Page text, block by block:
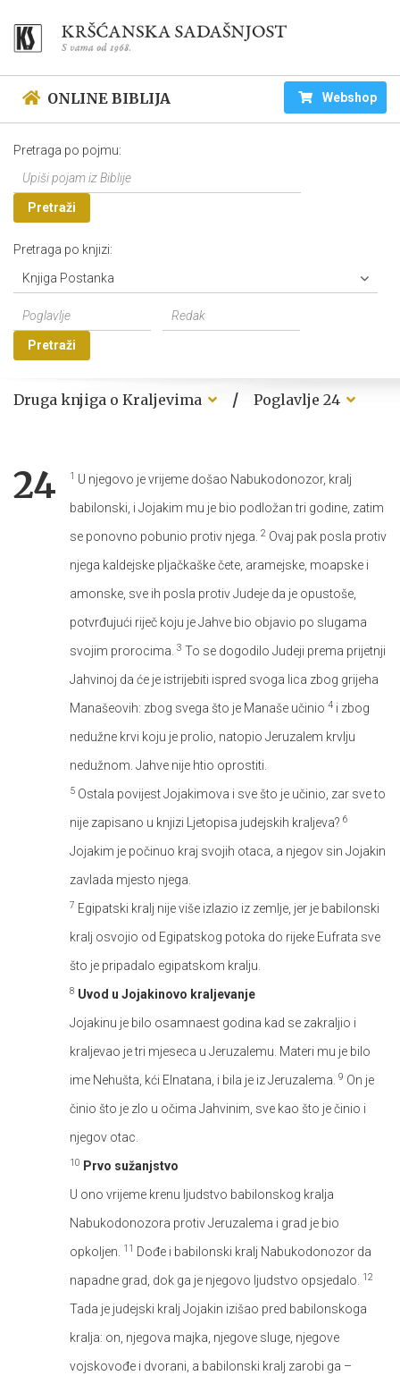
ONLINE BIBLIJA Webshop
Pretraga po pojmu:
Pretraži
Pretraga po knjizi:
Knjiga Postanka
Pretraži
Druga knjiga o Kraljevima / Poglavlje 24
24 1 U njegovo je vrijeme došao Nabukodonozor, kralj
babilonski, i Jojakim mu je bio podložan tri godine, zatim
se ponovno pobunio protiv njega. 2 Ovaj pak posla protiv
njega kaldejske pljačkaške čete, aramejske, moapske i
amonske, sve ih posla protiv Judeje da je opustoše,
potvrđujući riječ koju je Jahve bio objavio po slugama
svojim prorocima. 3 To se dogodilo Judeji prema prijetnji
Jahvinoj da će je istrijebiti ispred svoga lica zbog grijeha
Manašeovih: zbog svega što je Manaše učinio 4 i zbog
nedužne krvi koju je prolio, natopio Jeruzalem krvlju
nedužnom. Jahve nije htio oprostiti.
5 Ostala povijest Jojakimova i sve što je učinio, zar sve to
nije zapisano u knjizi Ljetopisa judejskih kraljeva? 6
Jojakim je počinuo kraj svojih otaca, a njegov sin Jojakin
zavlada mjesto njega.
7 Egipatski kralj nije više izlazio iz zemlje, jer je babilonski
kralj osvojio od Egipatskog potoka do rijeke Eufrata sve
što je pripadalo egipatskom kralju.
8 Uvod u Jojakinovo kraljevanje
Jojakinu je bilo osamnaest godina kad se zakraljio i
kraljevao je tri mjeseca u Jeruzalemu. Materi mu je bilo
ime Nehušta, kći Elnatana, i bila je iz Jeruzalema. 9 On je
činio što je zlo u očima Jahvinim, sve kao što je činio i
njegov otac.
10 Prvo sužanjstvo
U ono vrijeme krenu ljudstvo babilonskog kralja
Nabukodonozora protiv Jeruzalema i grad je bio
opkoljen.
11 Dođe i babilonski kralj Nabukodonozor da
napadne grad, dok ga je njegovo ljudstvo opsjedalo.
12
Tada je judejski kralj Jojakin izišao pred babilonskoga
kralja: on, njegova majka, njegove sluge, njegove
vojskovođe i dvorani, a babilonski kralj zarobi ga –